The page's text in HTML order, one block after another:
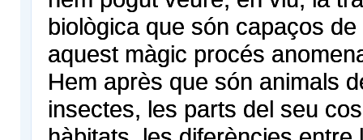
biològica que són capaços
aquest màgic procés
Hem après que són animals
insectes, les parts del seu